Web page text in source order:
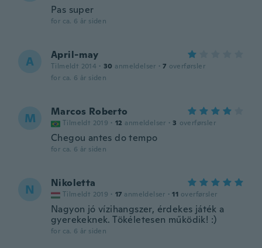
Pas super
for ca. 6 år siden
A April-may
Tilmeldt 2014 · 30 anmeldelser · 7 overførsler
for ca. 6 år siden
M Marcos Roberto
Tilmeldt 2019 · 12 anmeldelser · 3 overførsler
Chegou antes do tempo
for ca. 6 år siden
N Nikoletta
Tilmeldt 2019 · 17 anmeldelser · 11 overførsler
Nagyon jó vízihangszer, érdekes játék a
gyerekeknek. Tökéletesen működik! :)
for ca. 6 år siden